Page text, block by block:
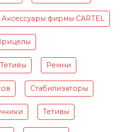
Аксессуары фирмы CARTEL
Тетивы Ремни
Стабилизаторы
Тетивы